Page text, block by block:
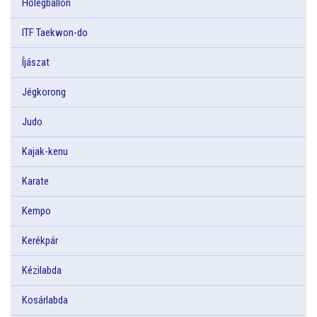
Hőlégballon
ITF Taekwon-do
Íjászat
Jégkorong
Judo
Kajak-kenu
Karate
Kempo
Kerékpár
Kézilabda
Kosárlabda